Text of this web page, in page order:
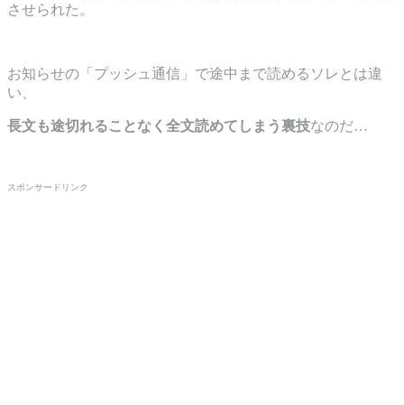
させられた。
お知らせの「プッシュ通信」で途中まで読めるソレとは違
い、
長文も途切れることなく全文読めてしまう裏技なのだ…
スポンサードリンク